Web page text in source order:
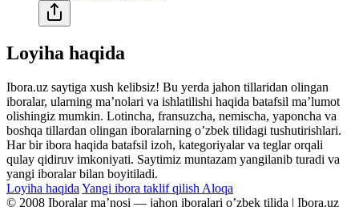
Loyiha haqida
Ibora.uz saytiga xush kelibsiz! Bu yerda jahon tillaridan olingan
iboralar, ularning maʼnolari va ishlatilishi haqida batafsil maʼlumot
olishingiz mumkin. Lotincha, fransuzcha, nemischa, yaponcha va
boshqa tillardan olingan iboralarning oʼzbek tilidagi tushutirishlari.
Har bir ibora haqida batafsil izoh, kategoriyalar va teglar orqali
qulay qidiruv imkoniyati. Saytimiz muntazam yangilanib turadi va
yangi iboralar bilan boyitiladi.
Loyiha haqida Yangi ibora taklif qilish Aloqa
© 2008 Iboralar maʼnosi — jahon iboralari oʼzbek tilida | Ibora.uz